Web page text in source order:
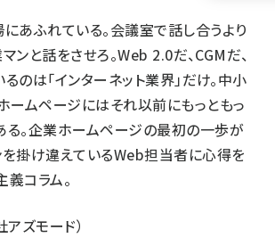
あふれている。会議室で話し合うより
ンと話をさせろ。Web 2.0だ、CGMだ、
のは「インターネット業界」だけ。中小
ームページにはそれ以前にもっともっ
る。企業ホームページの最初の一歩が
を掛け違えているWeb担当者に心得を
コラム。
ズモード）